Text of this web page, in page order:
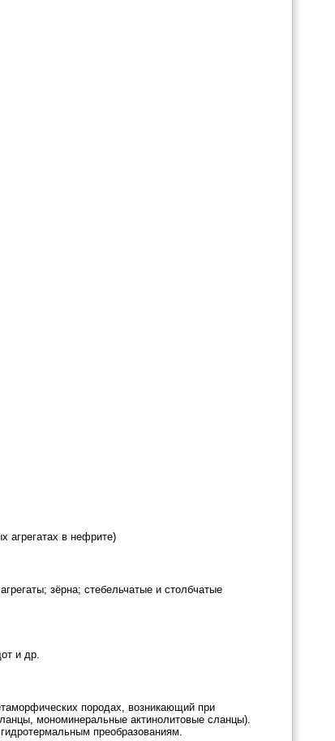
агрегатах в нефрите)
зёрна; стебельчатые и столбчатые
и др.
породах, возникающий при
мономинеральные актинолитовые сланцы).
преобразованиям.